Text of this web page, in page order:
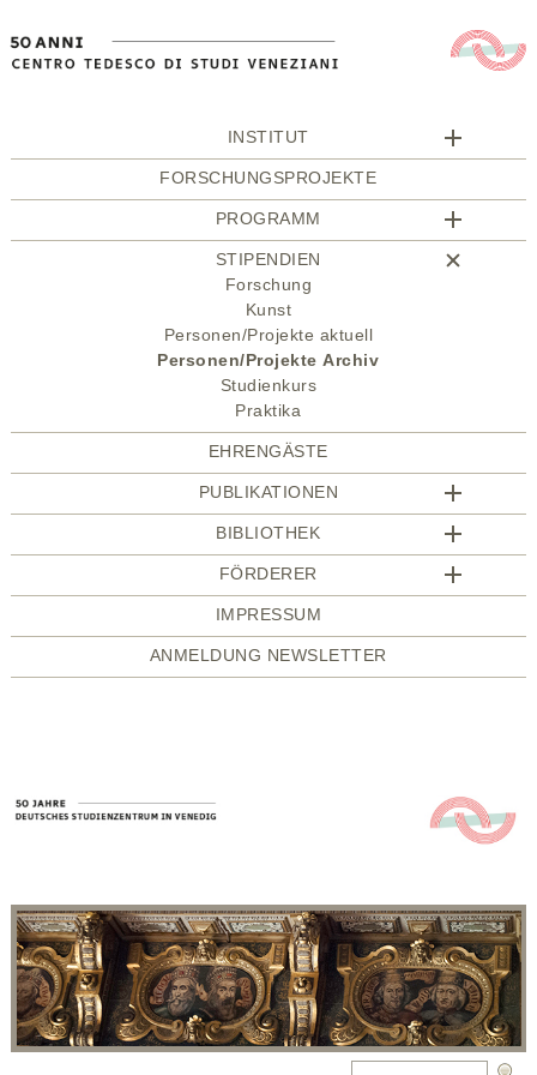
INSTITUT
FORSCHUNGSPROJEKTE
PROGRAMM
STIPENDIEN
Forschung
Kunst
Personen/Projekte aktuell
Personen/Projekte Archiv
Studienkurs
Praktika
EHRENGÄSTE
PUBLIKATIONEN
BIBLIOTHEK
FÖRDERER
IMPRESSUM
ANMELDUNG NEWSLETTER